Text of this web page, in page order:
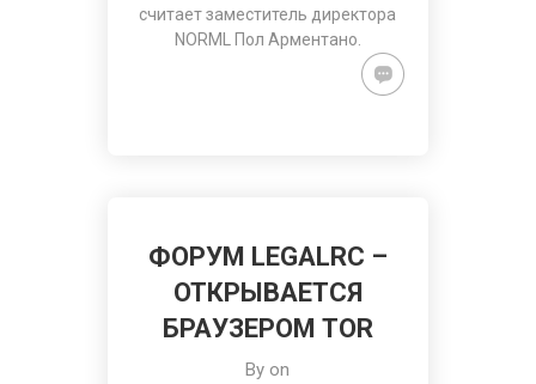
считает заместитель директора
NORML Пол Арментано.
ФОРУМ LEGALRC –
ОТКРЫВАЕТСЯ
БРАУЗЕРОМ TOR
By on